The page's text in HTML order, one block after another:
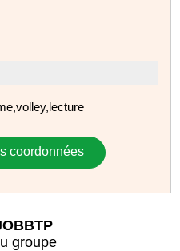
coordonnées
groupe